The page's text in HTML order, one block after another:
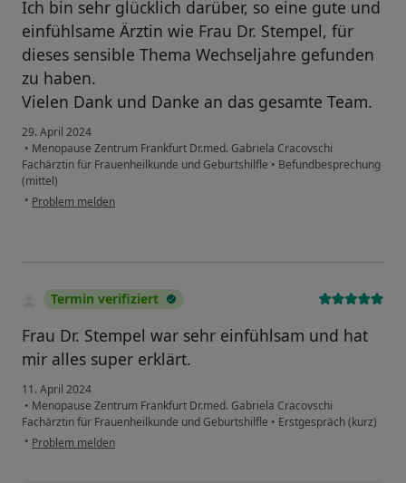
Ich bin sehr glücklich darüber, so eine gute und
einfühlsame Ärztin wie Frau Dr. Stempel, für
dieses sensible Thema Wechseljahre gefunden
zu haben.
Vielen Dank und Danke an das gesamte Team.
29. April 2024
• Menopause Zentrum Frankfurt Dr.med. Gabriela Cracovschi
Fachärztin für Frauenheilkunde und Geburtshilfle • Befundbesprechung
(mittel)
• Problem melden
Termin verifiziert
Frau Dr. Stempel war sehr einfühlsam und hat
mir alles super erklärt.
11. April 2024
• Menopause Zentrum Frankfurt Dr.med. Gabriela Cracovschi
Fachärztin für Frauenheilkunde und Geburtshilfle • Erstgespräch (kurz)
• Problem melden